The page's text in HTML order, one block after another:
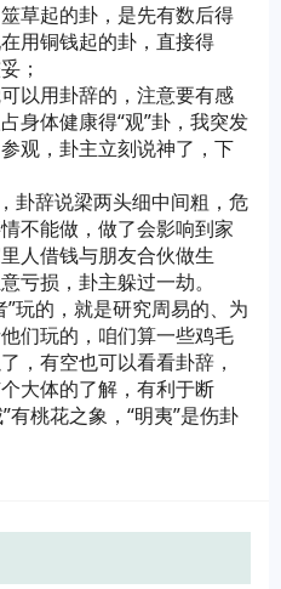
草起的卦，是先有数后得
用铜钱起的卦，直接得
；
以用卦辞的，注意要有感
身体健康得“观”卦，我突发
观，卦主立刻说神了，下
卦辞说梁两头细中间粗，危
不能做，做了会影响到家
人借钱与朋友合伙做生
亏损，卦主躲过一劫。
玩的，就是研究周易的、为
们玩的，咱们算一些鸡毛
，有空也可以看看卦辞，
大体的了解，有利于断
有桃花之象，“明夷”是伤卦